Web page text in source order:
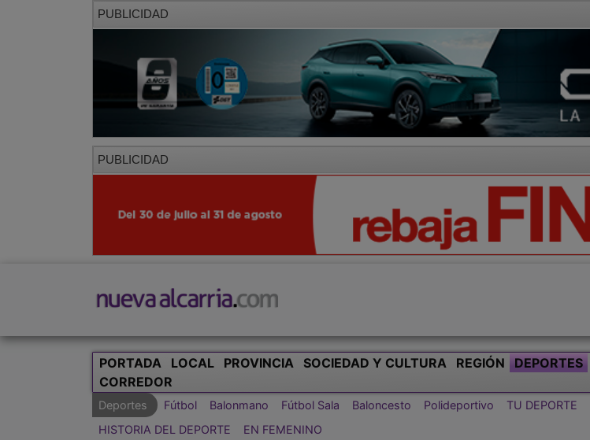
PUBLICIDAD
PUBLICIDAD
PORTADA LOCAL PROVINCIA SOCIEDAD Y CULTURA REGIÓN DEPORTES
CORREDOR
Deportes Fútbol Balonmano Fútbol Sala Baloncesto Polideportivo TU DEPORTE
HISTORIA DEL DEPORTE
EN FEMENINO